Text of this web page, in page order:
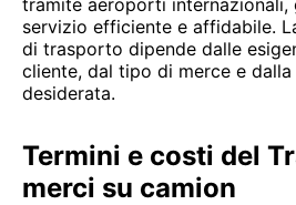
tramite aeroporti internazionali,
servizio efficiente e affidabile.
di trasporto dipende dalle
cliente, dal tipo di merce e
desiderata.
Termini e costi del
merci su camion